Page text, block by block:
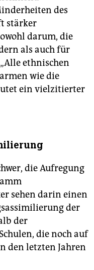
des
stärker
darum, die
als auch für
ethnischen
wie die
ein vielzitierter
die Aufregung
sehen darin einen
der
der
die noch auf
den letzten Jahren